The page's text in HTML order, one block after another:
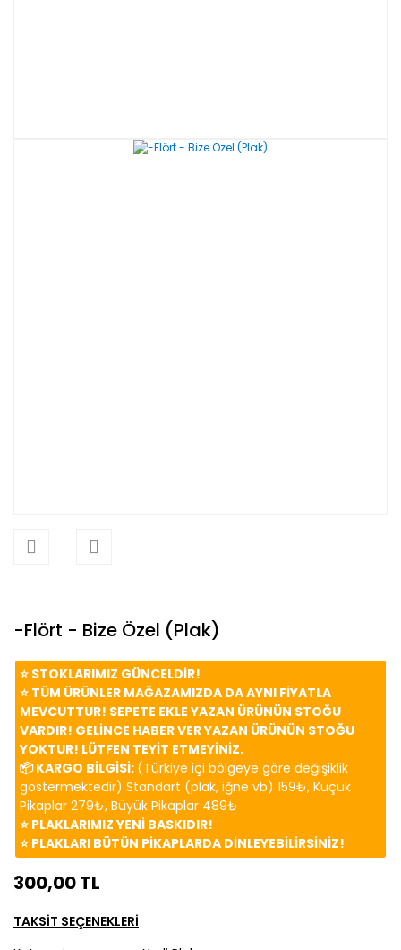
-Flört - Bize Özel (Plak)
⭐️ STOKLARIMIZ GÜNCELDİR!
⭐️ TÜM ÜRÜNLER MAĞAZAMIZDA DA AYNI FİYATLA
MEVCUTTUR! SEPETE EKLE YAZAN ÜRÜNÜN STOĞU
VARDIR! GELİNCE HABER VER YAZAN ÜRÜNÜN STOĞU
YOKTUR! LÜTFEN TEYİT ETMEYİNİZ.
📦 KARGO BİLGİSİ: (Türkiye içi bölgeye göre değişiklik
göstermektedir) Standart (plak, iğne vb) 159₺, Küçük
Pikaplar 279₺, Büyük Pikaplar 489₺
⭐️ PLAKLARIMIZ YENİ BASKIDIR!
⭐️ PLAKLARI BÜTÜN PİKAPLARDA DİNLEYEBİLİRSİNİZ!
300,00 TL
TAKSİT SEÇENEKLERİ